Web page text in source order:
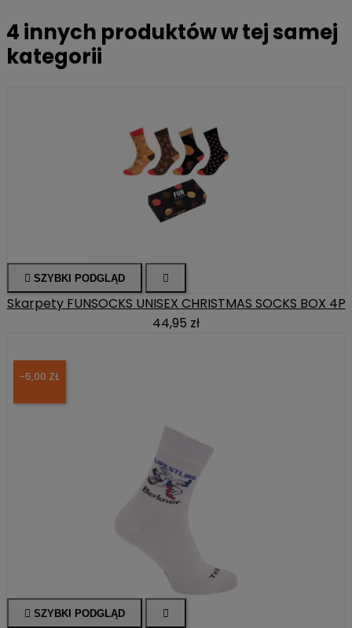
4 innych produktów w tej samej
kategorii
 SZYBKI PODGLĄD 
Skarpety FUNSOCKS UNISEX CHRISTMAS SOCKS BOX 4P
44,95 zł
-5,00 ZŁ
 SZYBKI PODGLĄD 